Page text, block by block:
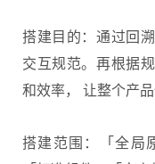
搭建目的：通过回
交互规范。再根据
和效率， 让整个产
搭建范围：「全局